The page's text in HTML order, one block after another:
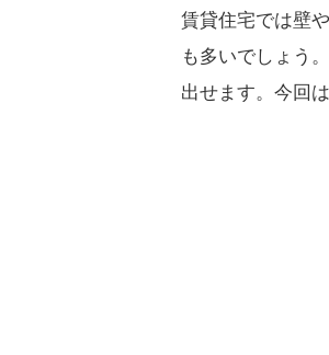
賃貸住宅では壁
も多いでしょう
出せます。今回